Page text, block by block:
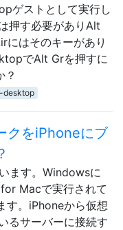
ゲストとして実行し
押す必要がありAlt
はそのキーがあり
でAlt Grを押すに
？
desktop
クをiPhoneにブ
ます。Windowsに
Macで実行されて
す。iPhoneから仮想
るサーバーに接続す